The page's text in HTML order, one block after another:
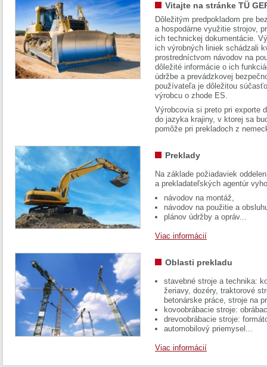
Vitajte na stránke TÜ
Dôležitým predpokladom pre
a hospodárne využitie strojov,
ich technickej dokumentácie.
ich výrobných liniek schádzali
prostredníctvom návodov na
dôležité informácie o ich
údržbe a prevádzkovej
používateľa je dôležitou
výrobcu o zhode ES.
Výrobcovia si preto pri exporte
do jazyka krajiny, v ktorej sa
pomôže pri prekladoch z
Preklady
Na základe požiadaviek
a prekladateľských agentúr
návodov na montáž,
návodov na použitie a
plánov údržby a opráv...
Viac informácií
Oblasti prekladu
stavebné stroje a technika:
žeriavy, dozéry, traktorové
betonárske práce, stroje na
kovoobrábacie stroje:
drevoobrábacie stroje:
automobilový priemysel...
Viac informácií